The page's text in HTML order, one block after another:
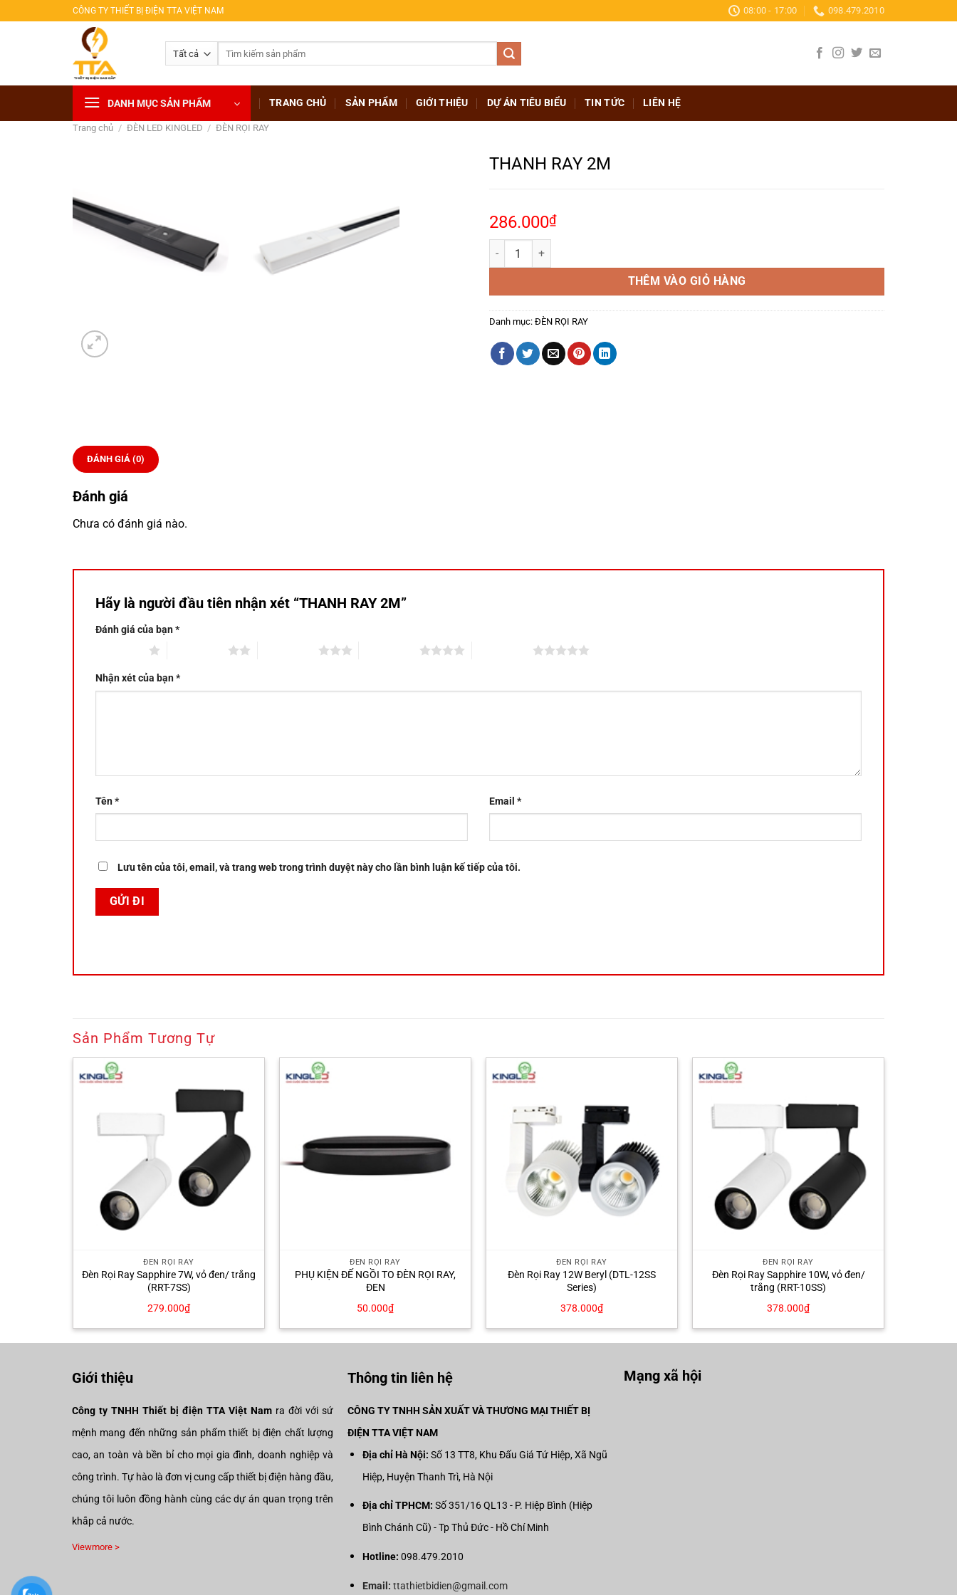
qua
CÔNG TY THIẾT BỊ ĐIỆN TTA VIỆT NAM 08:00 - 17:00 098.479.2010
DANH MỤC SẢN PHẨM TRANG CHỦ SẢN PHẨM GIỚI THIỆU DỰ ÁN TIÊU BIỂU TIN TỨC LIÊN HỆ
Trang chủ / ĐÈN LED KINGLED / ĐÈN RỌI RAY
THANH RAY 2M
286.000₫
THANH RAY 2M số lượng
THÊM VÀO GIỎ HÀNG
Danh mục: ĐÈN RỌI RAY
ĐÁNH GIÁ (0)
Đánh giá
Chưa có đánh giá nào.
Hãy là người đầu tiên nhận xét “THANH RAY 2M”
Đánh giá của bạn*
Nhận xét của bạn*
Tên* Email *
Lưu tên của tôi, email, và trang web trong trình duyệt này cho lần bình luận kế tiếp của tôi.
Sản Phẩm Tương Tự
ĐÈN RỌI RAY
Đèn Rọi Ray Sapphire 7W, vỏ đen/ trắng
(RRT-7SS)
279.000₫
ĐÈN RỌI RAY
PHỤ KIỆN ĐẾ NGỒI TO ĐÈN RỌI RAY,
ĐEN
50.000₫
ĐÈN RỌI RAY
Đèn Rọi Ray 12W Beryl (DTL-12SS
Series)
378.000₫
ĐÈN RỌI RAY
Đèn Rọi Ray Sapphire 10W, vỏ đen/
trắng (RRT-10SS)
378.000₫
Giới thiệu
Công ty TNHH Thiết bị điện TTA Việt Nam ra đời với sứ
mệnh mang đến những sản phẩm thiết bị điện chất lượng
cao, an toàn và bền bỉ cho mọi gia đình, doanh nghiệp và
công trình. Tự hào là đơn vị cung cấp thiết bị điện hàng đầu,
chúng tôi luôn đồng hành cùng các dự án quan trọng trên
khắp cả nước.
Viewmore >
Thông tin liên hệ
CÔNG TY TNHH SẢN XUẤT VÀ THƯƠNG MẠI THIẾT BỊ
ĐIỆN TTA VIỆT NAM
Địa chỉ Hà Nội: Số 13 TT8, Khu Đấu Giá Tứ Hiệp, Xã Ngũ
Hiệp, Huyện Thanh Trì, Hà Nội
Địa chỉ TPHCM: Số 351/16 QL13 - P. Hiệp Bình (Hiệp
Bình Chánh Cũ) - Tp Thủ Đức - Hồ Chí Minh
Hotline: 098.479.2010
Email: ttathietbidien@gmail.com
Mạng xã hội